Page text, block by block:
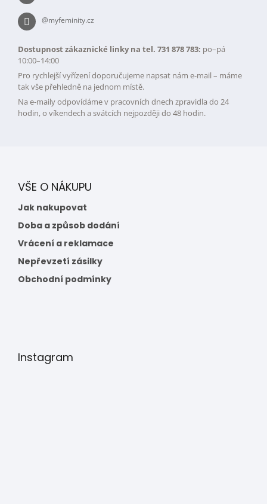
@myfeminity.cz
Dostupnost zákaznické linky na tel. 731 878 783: po–pá
10:00–14:00
Pro rychlejší vyřízení doporučujeme napsat nám e-mail – máme
tak vše přehledně na jednom místě.
Na e-maily odpovídáme v pracovních dnech zpravidla do 24
hodin, o víkendech a svátcích nejpozději do 48 hodin.
VŠE O NÁKUPU
Jak nakupovat
Doba a způsob dodání
Vrácení a reklamace
Nepřevzetí zásilky
Obchodní podmínky
Instagram